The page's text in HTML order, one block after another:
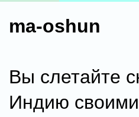
ma-oshun
Вы слетайте
Индию